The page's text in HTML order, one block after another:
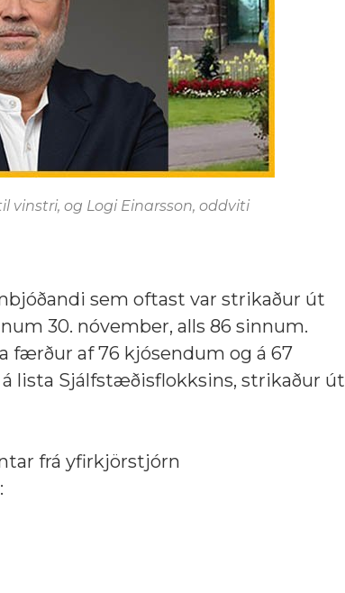
vinstri, og Logi Einarsson, oddviti
sem oftast var strikaður út
30. nóvember, alls 86 sinnum.
færður af 76 kjósendum og á 67
lista Sjálfstæðisflokksins, strikaður út
frá yfirkjörstjórn